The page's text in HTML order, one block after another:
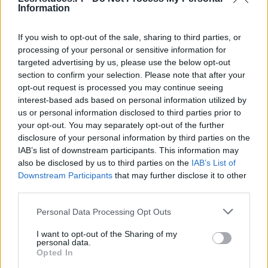
Information
If you wish to opt-out of the sale, sharing to third parties, or
processing of your personal or sensitive information for
targeted advertising by us, please use the below opt-out
section to confirm your selection. Please note that after your
opt-out request is processed you may continue seeing
interest-based ads based on personal information utilized by
us or personal information disclosed to third parties prior to
your opt-out. You may separately opt-out of the further
disclosure of your personal information by third parties on the
IAB’s list of downstream participants. This information may
also be disclosed by us to third parties on the IAB’s List of
Downstream Participants that may further disclose it to other
Personal Data Processing Opt Outs
I want to opt-out of the Sharing of my
personal data.
Opted In
fonction de votre position sur le plan.
En croisant ces informations avec les repères
physiques sur le terrain, vous pouvez affiner
considérablement votre estimation, même sans
appareil électronique.
Apprendre à “voir” les distances :
l’entraînement visuel
Comme pour la plupart des compétences au golf, la
capacité àévaluer une distance sans appareilse
développe avec l’expérience et l’entraînement. Il existe
des exercices simples pour progresser rapidement :
Exercice du “coup d’œil”
Choisissez un point sur le parcours (arbre,